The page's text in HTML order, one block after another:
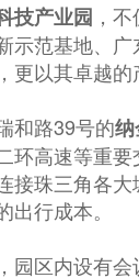
技产业园 ，
示范基地、
更以其卓越
和路39号的
环高速等重
接珠三角各
行成本。
园区内设有